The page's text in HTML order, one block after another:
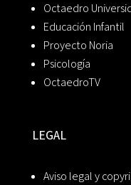
Octaedro
Educación Infantil
Proyecto Noria
Psicología
OctaedroTV
LEGAL
Aviso legal y